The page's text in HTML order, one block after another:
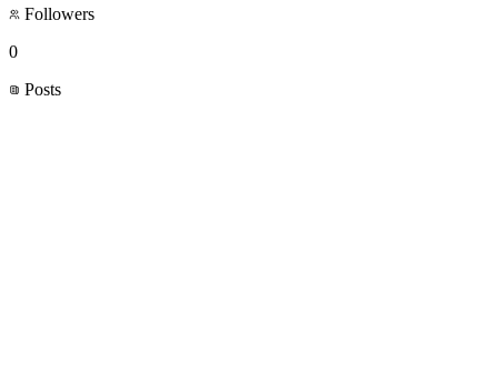
Followers
0
Posts